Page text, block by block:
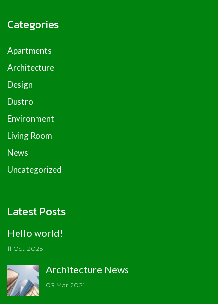
Categories
Apartments
Architecture
Design
Dustro
Environment
Living Room
News
Uncategorized
Latest Posts
Hello world!
11 Oct 2025
Architecture News
03 Mar 2021